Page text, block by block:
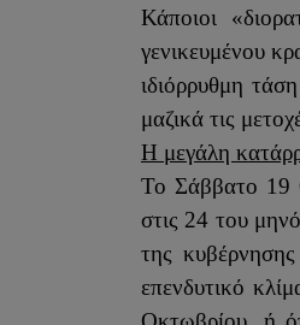
Κάποιοι
γενικευμένου
ιδιόρρυθμη
μαζικά τις
Η μεγάλη
Το Σάββατο 19
στις 24 του
της
επενδυτικό